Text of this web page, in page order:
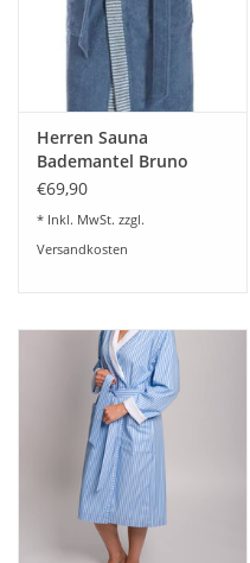
Herren Sauna
Bademantel Bruno
blue-rock
€69,90
* Inkl. MwSt. zzgl.
Versandkosten